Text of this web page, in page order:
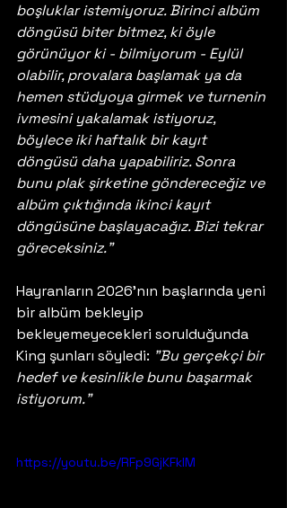
boşluklar istemiyoruz. Birinci albüm
döngüsü biter bitmez, ki öyle
görünüyor ki - bilmiyorum - Eylül
olabilir, provalara başlamak ya da
hemen stüdyoya girmek ve turnenin
ivmesini yakalamak istiyoruz,
böylece iki haftalık bir kayıt
döngüsü daha yapabiliriz. Sonra
bunu plak şirketine göndereceğiz ve
albüm çıktığında ikinci kayıt
döngüsüne başlayacağız. Bizi tekrar
göreceksiniz."
Hayranların 2026'nın başlarında yeni
bir albüm bekleyip
bekleyemeyecekleri sorulduğunda
King şunları söyledi: "Bu gerçekçi bir
hedef ve kesinlikle bunu başarmak
istiyorum."
https://youtu.be/RFp9GjKFklM